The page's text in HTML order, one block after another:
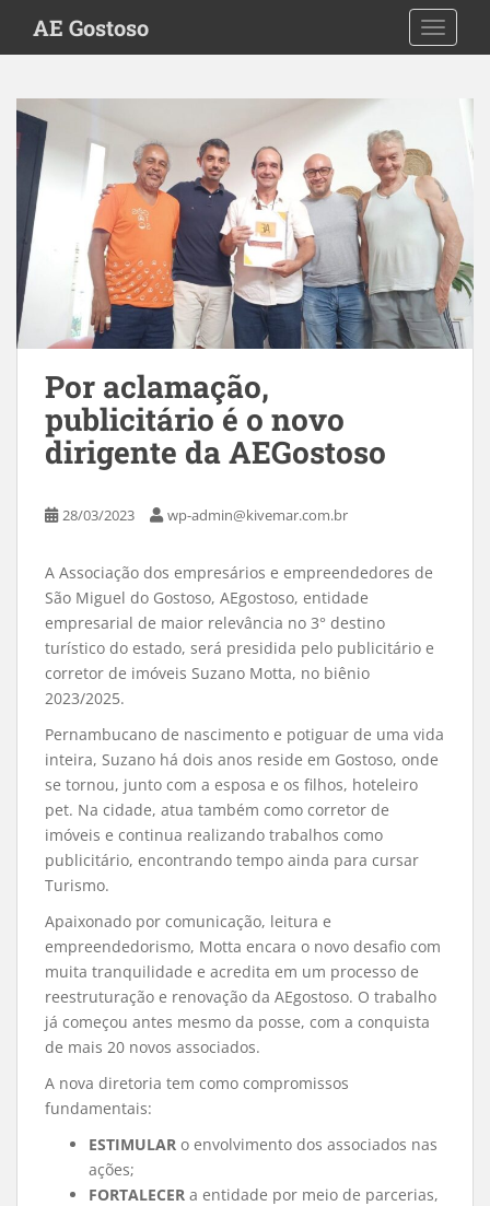
i
AE Gostoso
Por aclamação,
publicitário é o novo
dirigente da AEGostoso
28/03/2023 wp-admin@kivemar.com.br
A Associação dos empresários e empreendedores de
São Miguel do Gostoso, AEgostoso, entidade
empresarial de maior relevância no 3° destino
turístico do estado, será presidida pelo publicitário e
corretor de imóveis Suzano Motta, no biênio
2023/2025.
Pernambucano de nascimento e potiguar de uma vida
inteira, Suzano há dois anos reside em Gostoso, onde
se tornou, junto com a esposa e os filhos, hoteleiro
pet. Na cidade, atua também como corretor de
imóveis e continua realizando trabalhos como
publicitário, encontrando tempo ainda para cursar
Turismo.
Apaixonado por comunicação, leitura e
empreendedorismo, Motta encara o novo desafio com
muita tranquilidade e acredita em um processo de
reestruturação e renovação da AEgostoso. O trabalho
já começou antes mesmo da posse, com a conquista
de mais 20 novos associados.
A nova diretoria tem como compromissos
fundamentais:
ESTIMULAR o envolvimento dos associados nas
ações;
FORTALECER a entidade por meio de parcerias,